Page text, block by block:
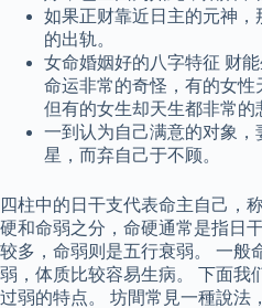
如果正财靠近日主的元神
的出轨。
女命婚姻好的八字特征 财
命运非常的奇怪，有的女性
但有的女生却天生都非常的
一到认为自己满意的对象，
星，而弃自己于不顾。
四柱中的日干支代表命主自己，
硬和命弱之分，命硬通常是指日
较多，命弱则是五行衰弱。 一般
弱，体质比较容易生病。 下面我
过弱的特点。 坊間常見一種說法